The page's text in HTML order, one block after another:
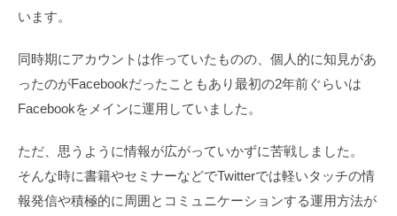
います。
同時期にアカウントは作っていたものの、個人的に知見があ
ったのがFacebookだったこともあり最初の2年前ぐらいは
Facebookをメインに運用していました。
ただ、思うように情報が広がっていかずに苦戦しました。
そんな時に書籍やセミナーなどでTwitterでは軽いタッチの情
報発信や積極的に周囲とコミュニケーションする運用方法が